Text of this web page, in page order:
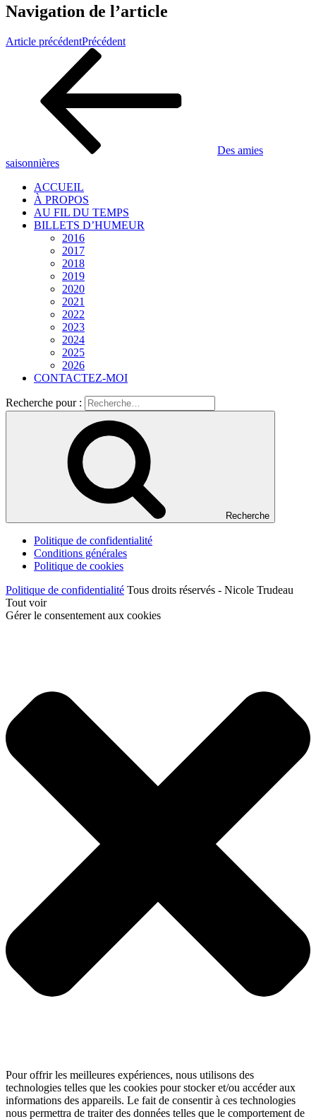
Navigation de l’article
Article précédentPrécédent
Des amies
saisonnières
ACCUEIL
À PROPOS
AU FIL DU TEMPS
BILLETS D’HUMEUR
2016
2017
2018
2019
2020
2021
2022
2023
2024
2025
2026
CONTACTEZ-MOI
Recherche pour :
Recherche
Politique de confidentialité
Conditions générales
Politique de cookies
Politique de confidentialité Tous droits réservés - Nicole Trudeau
Tout voir
Gérer le consentement aux cookies
Pour offrir les meilleures expériences, nous utilisons des
technologies telles que les cookies pour stocker et/ou accéder aux
informations des appareils. Le fait de consentir à ces technologies
nous permettra de traiter des données telles que le comportement de